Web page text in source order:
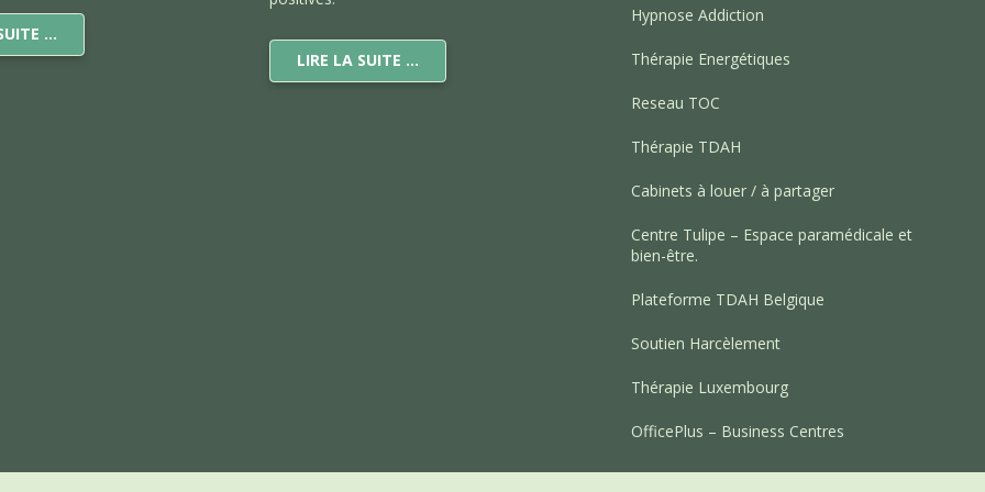
…
LIRE LA SUITE …
Hypnose Addiction
Thérapie Energétiques
Reseau TOC
Thérapie TDAH
Cabinets à louer / à partager
Centre Tulipe – Espace paramédicale et
bien-être.
Plateforme TDAH Belgique
Soutien Harcèlement
Thérapie Luxembourg
OfficePlus – Business Centres